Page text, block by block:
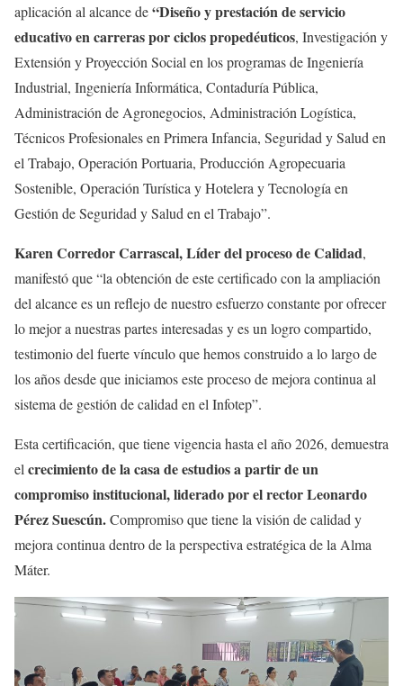
aplicación al alcance de“Diseño y prestación de servicio
educativo en carreras por ciclos propedéuticos, Investigación y
Extensión y Proyección Social en los programas de Ingeniería
Industrial, Ingeniería Informática, Contaduría Pública,
Administración de Agronegocios, Administración Logística,
Técnicos Profesionales en Primera Infancia, Seguridad y Salud en
el Trabajo, Operación Portuaria, Producción Agropecuaria
Sostenible, Operación Turística y Hotelera y Tecnología en
Gestión de Seguridad y Salud en el Trabajo”.
Karen Corredor Carrascal, Líder del proceso de Calidad,
manifestó que “la obtención de este certificado con la ampliación
del alcance es un reflejo de nuestro esfuerzo constante por ofrecer
lo mejor a nuestras partes interesadas y es un logro compartido,
testimonio del fuerte vínculo que hemos construido a lo largo de
los años desde que iniciamos este proceso de mejora continua al
sistema de gestión de calidad en el Infotep”.
Esta certificación, que tiene vigencia hasta el año 2026, demuestra
elcrecimiento de la casa de estudios a partir de un
compromiso institucional, liderado por el rector Leonardo
Pérez Suescún.Compromiso que tiene la visión de calidad y
mejora continua dentro de la perspectiva estratégica de la Alma
Máter.